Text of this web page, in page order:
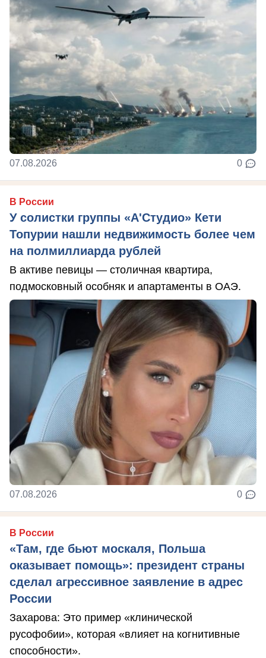
07.08.2026 0
В России
У солистки группы «А'Студио» Кети
Топурии нашли недвижимость более чем
на полмиллиарда рублей
В активе певицы — столичная квартира,
подмосковный особняк и апартаменты в ОАЭ.
07.08.2026 0
В России
«Там, где бьют москаля, Польша
оказывает помощь»: президент страны
сделал агрессивное заявление в адрес
России
Захарова: Это пример «клинической
русофобии», которая «влияет на когнитивные
способности».